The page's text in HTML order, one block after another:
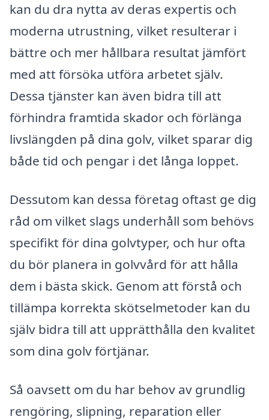
kan du dra nytta av deras expertis och
moderna utrustning, vilket resulterar i
bättre och mer hållbara resultat jämfört
med att försöka utföra arbetet själv.
Dessa tjänster kan även bidra till att
förhindra framtida skador och förlänga
livslängden på dina golv, vilket sparar dig
både tid och pengar i det långa loppet.
Dessutom kan dessa företag oftast ge dig
råd om vilket slags underhåll som behövs
specifikt för dina golvtyper, och hur ofta
du bör planera in golvvård för att hålla
dem i bästa skick. Genom att förstå och
tillämpa korrekta skötselmetoder kan du
själv bidra till att upprätthålla den kvalitet
som dina golv förtjänar.
Så oavsett om du har behov av grundlig
rengöring, slipning, reparation eller